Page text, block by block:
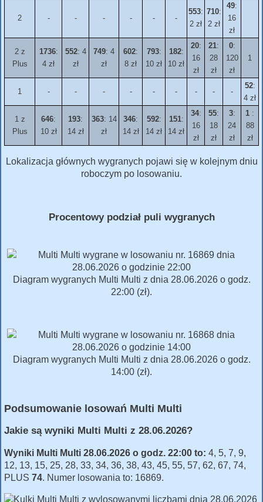
2 - - - - - -
553:
2 zł
710:
2 zł
49:
16
zł
2 z
Plus
1736:
4 zł
552: 4
zł
749: 4
zł
602:
8 zł
793:
10 zł
182:
10 zł
20:
16
zł
21:
28
zł
0:
120
zł
1
1 - - - - - - - - -
52:
4 zł
1 z
Plus
646:
10 zł
193:
14 zł
363: 14
zł
346:
14 zł
592:
14 zł
151:
14 zł
34:
16
zł
55:
18
zł
3:
24
zł
1 :
88
zł
Lokalizacja głównych wygranych pojawi się w kolejnym dniu
roboczym po losowaniu.
Procentowy podział puli wygranych
Diagram wygranych Multi Multi z dnia 28.06.2026 o godz.
22:00 (zł).
Diagram wygranych Multi Multi z dnia 28.06.2026 o godz.
14:00 (zł).
Podsumowanie losowań Multi Multi
Jakie są wyniki Multi Multi z 28.06.2026?
Wyniki Multi Multi 28.06.2026 o godz. 22:00 to: 4, 5, 7, 9,
12, 13, 15, 25, 28, 33, 34, 36, 38, 43, 45, 55, 57, 62, 67, 74,
PLUS 74. Numer losowania to: 16869.